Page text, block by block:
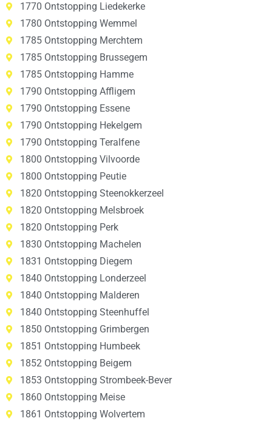
1770 Ontstopping Liedekerke
1780 Ontstopping Wemmel
1785 Ontstopping Merchtem
1785 Ontstopping Brussegem
1785 Ontstopping Hamme
1790 Ontstopping Affligem
1790 Ontstopping Essene
1790 Ontstopping Hekelgem
1790 Ontstopping Teralfene
1800 Ontstopping Vilvoorde
1800 Ontstopping Peutie
1820 Ontstopping Steenokkerzeel
1820 Ontstopping Melsbroek
1820 Ontstopping Perk
1830 Ontstopping Machelen
1831 Ontstopping Diegem
1840 Ontstopping Londerzeel
1840 Ontstopping Malderen
1840 Ontstopping Steenhuffel
1850 Ontstopping Grimbergen
1851 Ontstopping Humbeek
1852 Ontstopping Beigem
1853 Ontstopping Strombeek-Bever
1860 Ontstopping Meise
1861 Ontstopping Wolvertem